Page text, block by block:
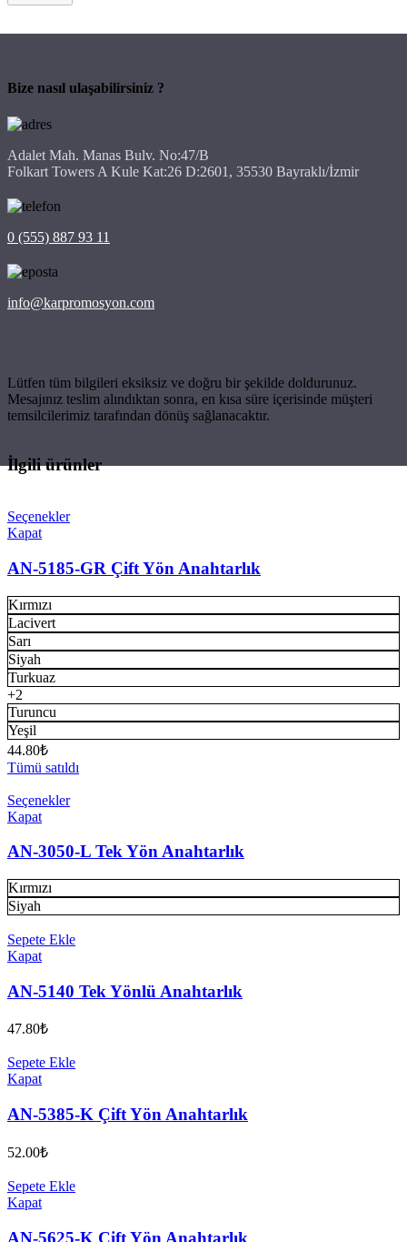
Bize nasıl ulaşabilirsiniz ?
Adalet Mah. Manas Bulv. No:47/B
Folkart Towers A Kule Kat:26 D:2601, 35530 Bayraklı/İzmir
0 (555) 887 93 11
info@karpromosyon.com
Lütfen tüm bilgileri eksiksiz ve doğru bir şekilde doldurunuz.
Mesajınız teslim alındıktan sonra, en kısa süre içerisinde müşteri
temsilcilerimiz tarafından dönüş sağlanacaktır.
İlgili ürünler
Seçenekler
Kapat
AN-5185-GR Çift Yön Anahtarlık
Kırmızı
Lacivert
Sarı
Siyah
Turkuaz
+2
Turuncu
Yeşil
44.80₺
Tümü satıldı
Seçenekler
Kapat
AN-3050-L Tek Yön Anahtarlık
Kırmızı
Siyah
Sepete Ekle
Kapat
AN-5140 Tek Yönlü Anahtarlık
47.80₺
Sepete Ekle
Kapat
AN-5385-K Çift Yön Anahtarlık
52.00₺
Sepete Ekle
Kapat
AN-5625-K Çift Yön Anahtarlık